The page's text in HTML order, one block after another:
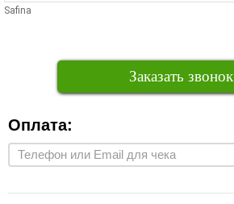
Safina
Заказать звонок
Оплата: